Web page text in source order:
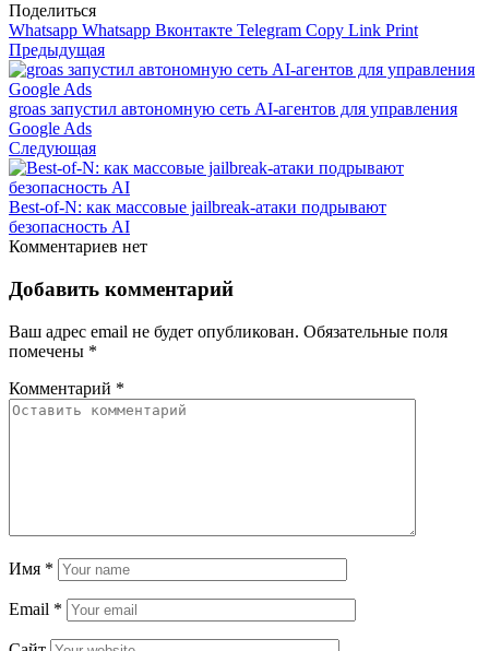
Поделиться
Whatsapp Whatsapp Вконтакте Telegram Copy Link Print
Предыдущая
groas запустил автономную сеть AI‑агентов для управления
Google Ads
Следующая
Best-of-N: как массовые jailbreak-атаки подрывают
безопасность AI
Комментариев нет
Добавить комментарий
Ваш адрес email не будет опубликован. Обязательные поля
помечены *
Комментарий *
Имя *
Email *